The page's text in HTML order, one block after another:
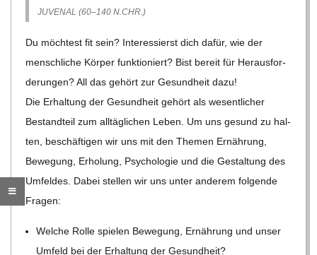
O
R
E
G
O
L
JUVE­NAL (60–140 N.CHR.)
Du möch­test fit sein? Inter­es­sierst dich dafür, wie der
mensch­li­che Kör­per funk­tio­niert? Bist bereit für Her­aus­for­
de­run­gen? All das gehört zur Gesund­heit dazu!
Die Erhal­tung der Gesund­heit gehört als wesent­li­cher
Bestand­teil zum all­täg­li­chen Leben. Um uns gesund zu hal­
ten, beschäf­ti­gen wir uns mit den The­men Ernäh­rung,
Bewe­gung, Erho­lung, Psy­cho­lo­gie und die Gestal­tung des
Umfel­des. Dabei stel­len wir uns unter ande­rem fol­gende
Fragen:
Wel­che Rolle spie­len Bewe­gung, Ernäh­rung und unser
Umfeld bei der Erhal­tung der Gesundheit?